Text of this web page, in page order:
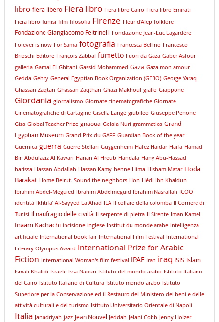
libro fiera libero Fiera libro Fiera libro Cairo Fiera libro Emirati
Fiera libro Tunisi film filosofia Firenze Fleur d'Alep folklore
Fondazione Giangiacomo Feltrinelli Fondazione Jean-Luc Lagardère
Forever is now For Sama fotografia Francesca Bellino Francesco
Brioschi Editore François Zabbal fumetto Fuori da Gaza Gaber Asfour
galleria Gamal El-Ghitani Gassid Mohammed Gaza Gaza mon amour
Gedda Gehry General Egyptian Book Organization (GEBO) George Yaraq
Ghassan Zaqtan Ghassan Zaqthan Ghazi Makhoul giallo Giappone
Giordania giornalismo Giornate cinematografiche Giornate
Cinematografiche di Cartagine Gisella Langè giubileo Giuseppe Penone
Giza Global Teacher Prize gnaoua Golala Nuri grammatica Grand
Egyptian Museum Grand Prix du GAFF Guardian Book of the year
Guernica guerra Guerre Stellari Guggenheim Hafez Haidar Haifa Hamad
Bin Abdulaziz Al Kawari Hanan Al Hroub Handala Hany Abu-Hassad
harissa Hassan Abdallah Hassan Kamy henne Hima Hisham Matar Hoda
Barakat Home Beirut. Sound the neighbors Hon Hédi Ibn Khaldun
Ibrahim Abdel-Meguied Ibrahim Abdelmeguid Ibrahim Nasrallah ICOO
identità Ikhtifa’ Al-Sayyed La Ahad ILA Il collare della colomba Il Corriere di
Tunisi Il naufragio delle civiltà Il serpente di pietra Il Sirente Iman Kamel
Inaam Kachachi incisione inglese Institut du monde arabe intelligenza
artificiale International book fair International Film Festival International
Literary Olympus Award International Prize for Arabic
Fiction International Woman's film festival IPAF Iran iraq ISIS Islam
Ismali Khalidi Israele Issa Naouri Istituto del mondo arabo Istituto Italiano
del Cairo Istituto Italiano di Cultura Istituto mondo arabo Istituto
Superiore per la Conservazione ed il Restauro del Ministero dei beni e delle
attività culturali e del turismo Istituto Universitario Orientale di Napoli
Italia Janadriyah jazz Jean Nouvel Jeddah Jelani Cobb Jenny Holzer